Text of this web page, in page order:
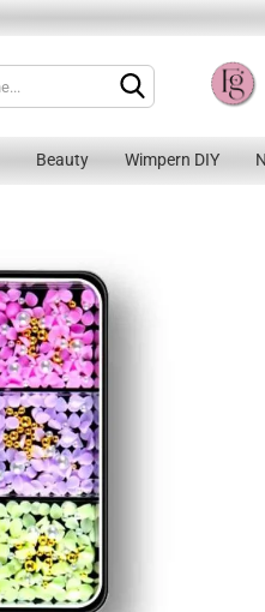
Passwort
Beauty Wimpern DIY